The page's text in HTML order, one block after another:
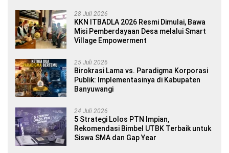
28 Juli 2026
KKN ITBADLA 2026 Resmi Dimulai, Bawa
Misi Pemberdayaan Desa melalui Smart
Village Empowerment
25 Juli 2026
Birokrasi Lama vs. Paradigma Korporasi
Publik: Implementasinya di Kabupaten
Banyuwangi
24 Juli 2026
5 Strategi Lolos PTN Impian,
Rekomendasi Bimbel UTBK Terbaik untuk
Siswa SMA dan Gap Year